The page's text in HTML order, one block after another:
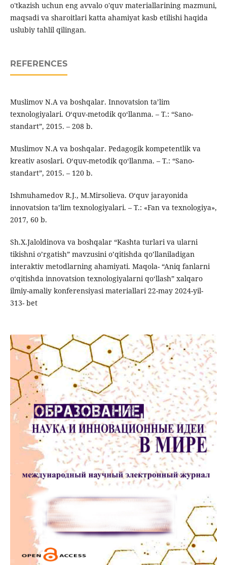
o'tkazish uchun eng avvalo o'quv materiallarining mazmuni,
maqsadi va sharoitlari katta ahamiyat kasb etilishi haqida
uslubiy tahlil qilingan.
REFERENCES
Muslimov N.A va boshqalar. Innovatsion ta’lim
texnologiyalari. O‘quv-metodik qo‘llanma. – T.: “Sano-
standart”, 2015. – 208 b.
Muslimov N.A va boshqalar. Pedagogik kompetentlik va
kreativ asoslari. O‘quv-metodik qo‘llanma. – T.: “Sano-
standart”, 2015. – 120 b.
Ishmuhamedov R.J., M.Mirsolieva. O‘quv jarayonida
innovatsion ta’lim texnologiyalari. – T.: «Fan va texnologiya»,
2017, 60 b.
Sh.X.Jaloldinova va boshqalar “Kashta turlari va ularni
tikishni o’rgatish” mavzusini o’qitishda qo’llaniladigan
interaktiv metodlarning ahamiyati. Maqola- “Aniq fanlarni
o‘qitishda innovatsion texnologiyalarni qo‘llash” xalqaro
ilmiy-amaliy konferensiyasi materiallari 22-may 2024-yil-
313- bet